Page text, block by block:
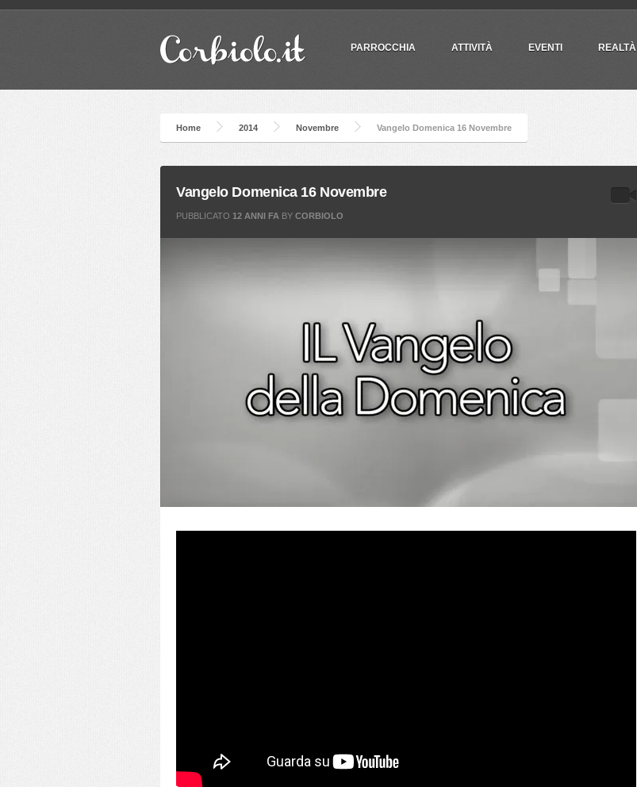
PARROCCHIA ATTIVITÀ EVENTI REALTÀ
Home 2014 Novembre Vangelo Domenica 16 Novembre
Vangelo Domenica 16 Novembre
PUBBLICATO 12 ANNI FA BY CORBIOLO